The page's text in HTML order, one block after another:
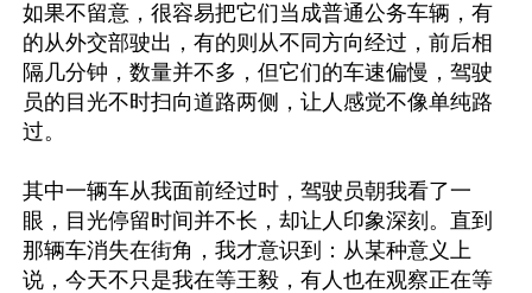
如果不留意，很容易把它们当成普通公务车辆，有
的从外交部驶出，有的则从不同方向经过，前后相
隔几分钟，数量并不多，但它们的车速偏慢，驾驶
员的目光不时扫向道路两侧，让人感觉不像单纯路
过。
其中一辆车从我面前经过时，驾驶员朝我看了一
眼，目光停留时间并不长，却让人印象深刻。直到
那辆车消失在街角，我才意识到：从某种意义上
说，今天不只是我在等王毅，有人也在观察正在等